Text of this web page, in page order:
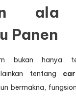
ala
Panen
bukan hanya
tentang
bermakna,